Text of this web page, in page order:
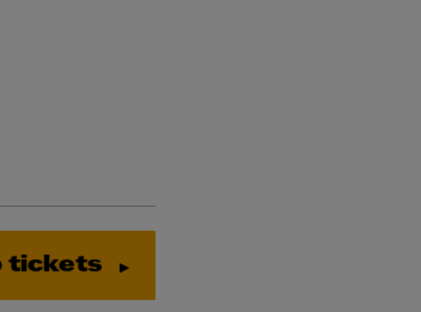
tickets